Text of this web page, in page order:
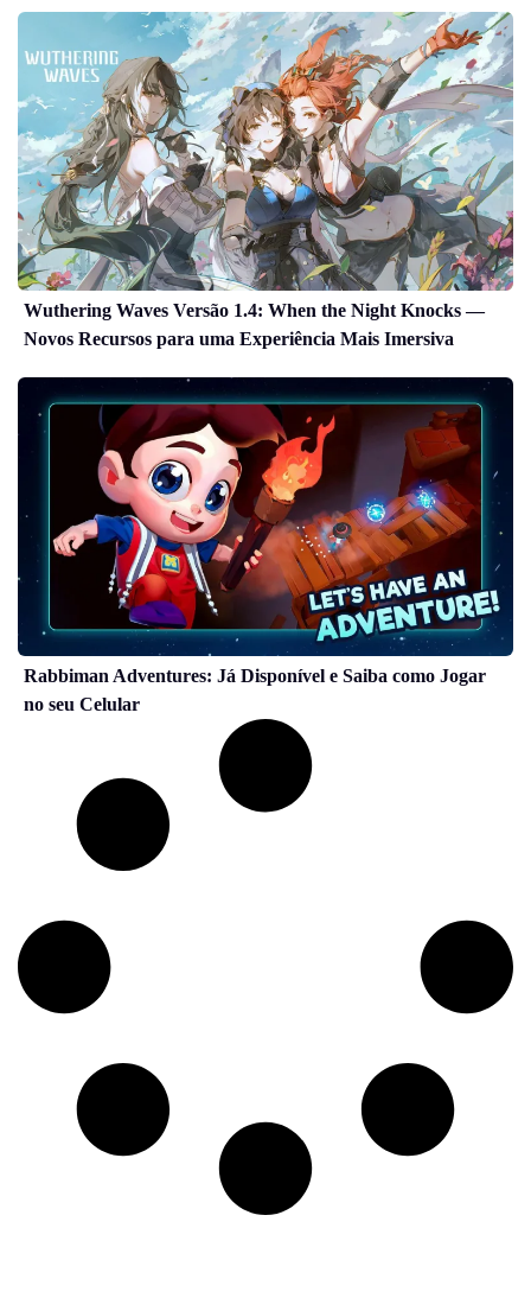
Wuthering Waves Versão 1.4: When the Night Knocks —
Novos Recursos para uma Experiência Mais Imersiva
Rabbiman Adventures: Já Disponível e Saiba como Jogar
no seu Celular